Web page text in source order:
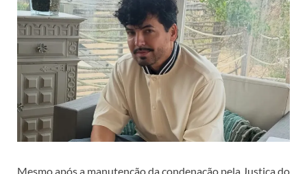
Mesmo após a manutenção da condenação pela Justiça do